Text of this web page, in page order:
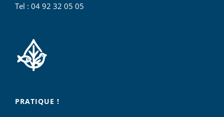
Tel : 04 92 32 05 05
PRATIQUE !